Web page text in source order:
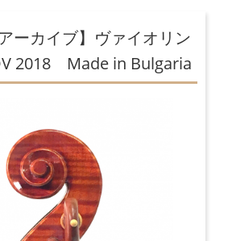
ーカイブ】ヴァイオリン
2018 Made in Bulgaria